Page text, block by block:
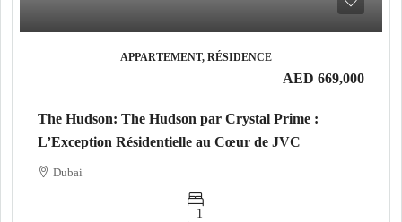
APPARTEMENT, RÉSIDENCE
AED 669,000
The Hudson: The Hudson par Crystal Prime :
L’Exception Résidentielle au Cœur de JVC
Dubai
1